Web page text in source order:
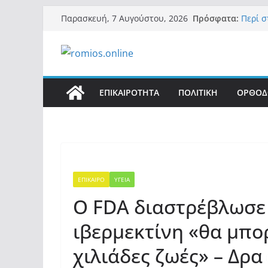
Μετάβαση
περιεχόμενο
Παρασκευή, 7 Αυγούστου, 2026 Πρόσφατα: Περί
ΕΠΙΚΑΙΡΟΤΗΤΑ ΠΟΛΙΤΙΚΗ
ΕΠΙΚΑΙΡΟ ΥΓΕΙΑ
Ο FDA
ιβερμεκτίνη «θα
χιλιάδες ζωές» –